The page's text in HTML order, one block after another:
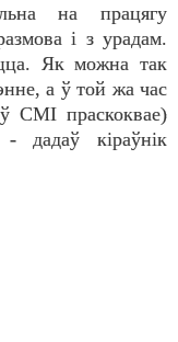
на працягу
і з урадам.
Як можна так
а ў той жа час
СМІ праскоквае)
дадаў кіраўнік